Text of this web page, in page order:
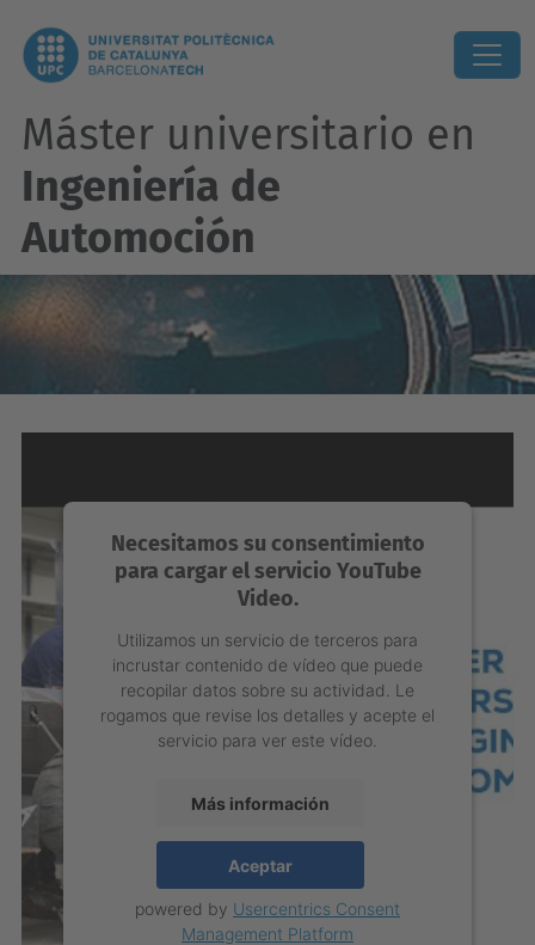
Máster universitario en
Ingeniería de
Automoción
Necesitamos su consentimiento
para cargar el servicio YouTube
Video.
Utilizamos un servicio de terceros para
incrustar contenido de vídeo que puede
recopilar datos sobre su actividad. Le
rogamos que revise los detalles y acepte el
servicio para ver este vídeo.
Más información
Aceptar
powered by Usercentrics Consent
Management Platform